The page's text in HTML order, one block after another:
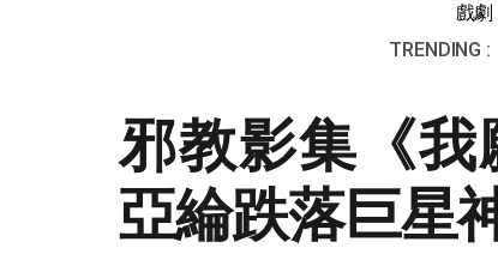
戲劇
TRENDING :
邪教影集《
亞綸跌落巨星